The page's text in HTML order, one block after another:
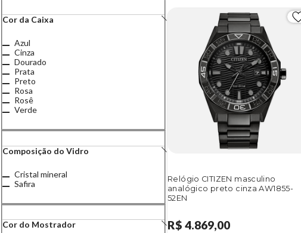
Cor da Caixa
Azul
Cinza
Dourado
Prata
Preto
Rosa
Rosê
Verde
Composição do Vidro
Cristal mineral
Safira
Cor do Mostrador
Relógio CITIZEN masculino
analógico preto cinza AW1855-
52EN
R$ 4.869,00